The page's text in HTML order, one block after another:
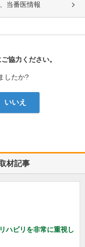
当番医情報
協力ください。
したか?
いいえ
材記事
ハビリを非常に重視し